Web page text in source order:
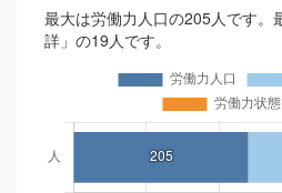
最大は労働力人口の205人です。
詳」の19人です。